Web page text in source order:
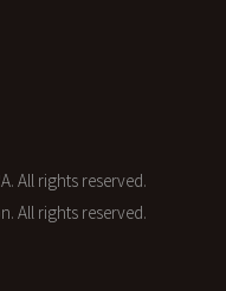
All rights reserved.
All rights reserved.